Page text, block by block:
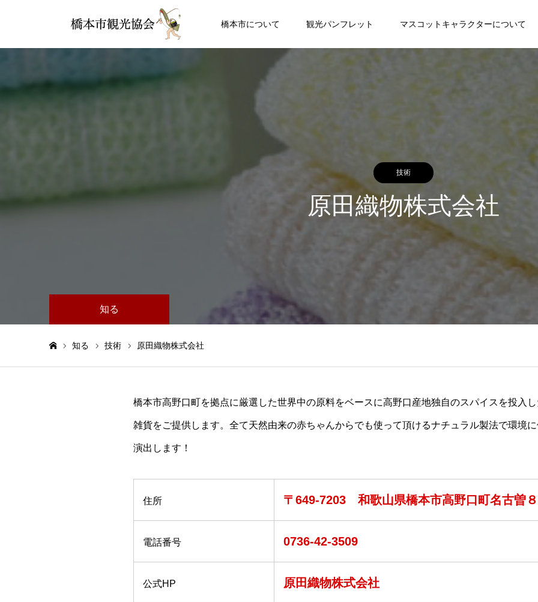
橋本市について 観光パンフレット マスコットキャラクターについて
技術
原田織物株式会社
知る
知る 技術 原田織物株式会社
橋本市高野口町を拠点に厳選した世界中の原料をベースに高野口産地独自のスパイスを投入
雑貨をご提供します。全て天然由来の赤ちゃんからでも使って頂けるナチュラル製法で環境
演出します！
住所 〒649-7203 和歌山県橋本市高野口町名古曽
電話番号 0736-42-3509
公式HP 原田織物株式会社